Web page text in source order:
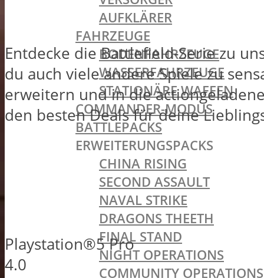
AUFKLÄRER
FAHRZEUGE
BODENFAHRZEUGE
WASSERFAHRZEUGE
STATIONÄRE WAFFEN
COMMANDER-MODUS
BATTLEPACKS
ERWEITERUNGSPACKS
CHINA RISING
SECOND ASSAULT
NAVAL STRIKE
DRAGONS THEETH
FINAL STAND
NIGHT OPERATIONS
COMMUNITY OPERATIONS
Entdecke die Battlefield-Serie zu
du auch viele andere Spiele zu
erweitern und in die
den besten Deals für deine
Playstation®5 Pro
4.0